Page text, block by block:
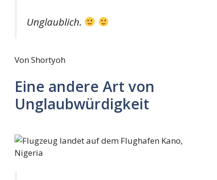
Unglaublich.
Von Shortyoh
Eine andere Art von
Unglaubwürdigkeit